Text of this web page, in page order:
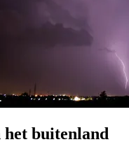
het buitenland